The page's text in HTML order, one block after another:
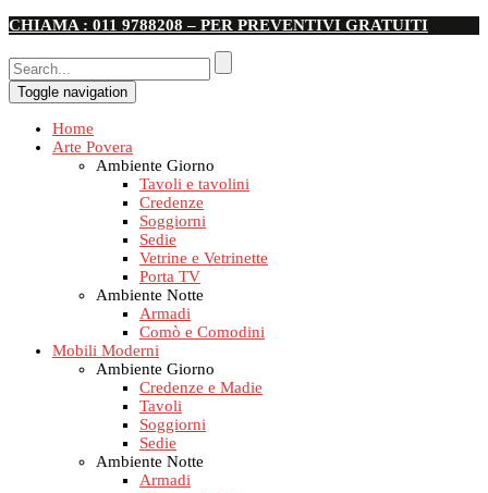
CHIAMA : 011 9788208 – PER PREVENTIVI GRATUITI
Toggle navigation
Home
Arte Povera
Ambiente Giorno
Tavoli e tavolini
Credenze
Soggiorni
Sedie
Vetrine e Vetrinette
Porta TV
Ambiente Notte
Armadi
Comò e Comodini
Mobili Moderni
Ambiente Giorno
Credenze e Madie
Tavoli
Soggiorni
Sedie
Ambiente Notte
Armadi